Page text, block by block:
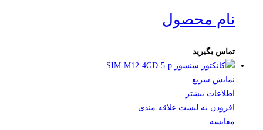
نام محصول
تماس بگیرید
نمایش سریع
اطلاعات بیشتر
افزودن به لیست علاقه مندی
مقایسه